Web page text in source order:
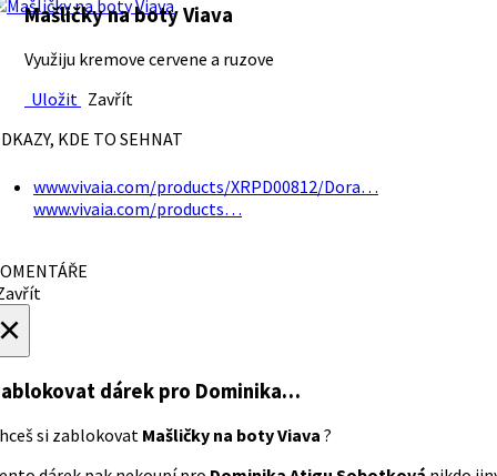
Mašličky na boty Viava
Využiju kremove cervene a ruzove
Uložit Zavřít
KDE TO SEHNAT
www.vivaia.com/products/XRPD00812/Dora…
www.vivaia.com/products…
dárek pro Dominika…
si zablokovat Mašličky na boty Viava ?